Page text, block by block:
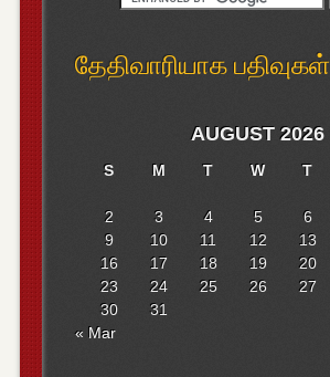
தேதிவாரியாக பதிவுகள்
AUGUST 2026
S M T W T
2
3 4 5 6
9
10 11 12 13
16
17 18 19 20
23
24 25 26 27
30
31
« Mar